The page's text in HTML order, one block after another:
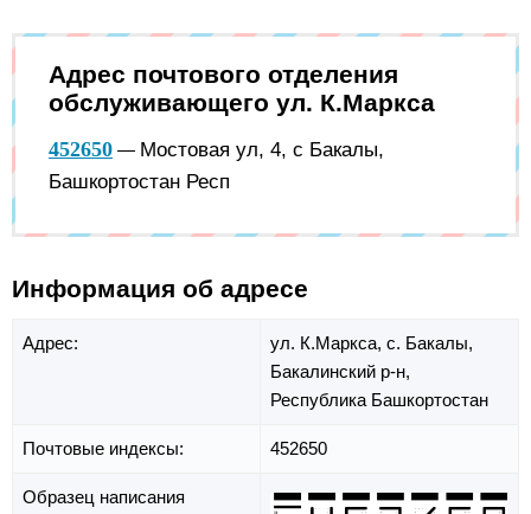
Адрес почтового отделения
обслуживающего ул. К.Маркса
452650 — Мостовая ул, 4, с Бакалы,
Башкортостан Респ
Информация об адресе
Адрес: ул. К.Маркса, с. Бакалы,
Бакалинский р-н,
Республика Башкортостан
Почтовые индексы: 452650
Образец написания